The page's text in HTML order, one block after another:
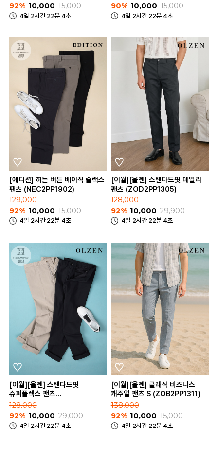
92% 10,000 15,000
4일 2시간 22분 4초
90% 10,000 15,000
4일 2시간 22분 4초
[에디션] 히든 버튼 베이직 슬랙스
팬츠 (NEC2PP1902)
129,000
92% 10,000 15,000
4일 2시간 22분 4초
[이월][올젠] 스탠다드핏 데일리
팬츠 (ZOD2PP1305)
128,000
92% 10,000 29,900
4일 2시간 22분 4초
[이월][올젠] 스탠다드핏
슈퍼플렉스 팬츠
(ZAD2PP1902)
128,000
92% 10,000 29,000
4일 2시간 22분 4초
[이월][올젠] 클래식 비즈니스
캐주얼 팬츠 S (ZOB2PP1311)
138,000
92% 10,000 15,000
4일 2시간 22분 4초